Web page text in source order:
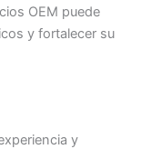
OEM puede
y fortalecer su
y